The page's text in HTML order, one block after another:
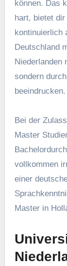
können. Das
hart, bietet
kontinuierlich
Deutschland
Niederlanden
sondern
Bei der
Master
vollkommen
einer
Master in